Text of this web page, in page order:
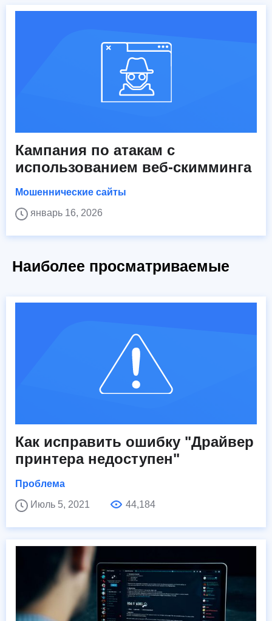
Кампания по атакам с
использованием веб-скимминга
Мошеннические сайты
январь 16, 2026
Наиболее просматриваемые
Как исправить ошибку "Драйвер
принтера недоступен"
Проблема
Июль 5, 2021
44,184